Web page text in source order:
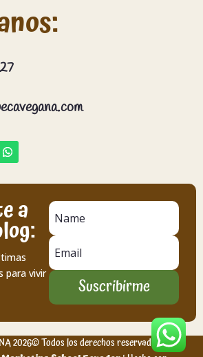
a
para vivir
Suscribirme
2026© Todos los derechos reservados |